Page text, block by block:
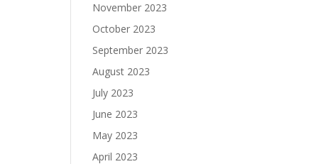
November 2023
October 2023
September 2023
August 2023
July 2023
June 2023
May 2023
April 2023